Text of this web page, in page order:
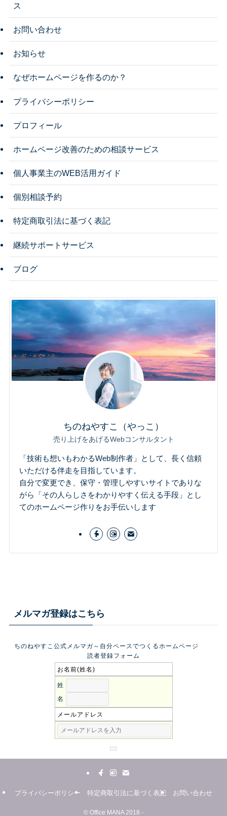
ス
お問い合わせ
お知らせ
なぜホームページを作るのか？
プライバシーポリシー
プロフィール
ホームページ改善のための相談サービス
個人事業主のWEB活用ガイド
個別相談予約
特定商取引法に基づく表記
継続サポートサービス
ブログ
ちのねやすこ（やっこ）
売り上げをあげるWebコンサルタント
「技術も想いもわかるWeb制作者」として、長く信頼
いただける伴走を目指しています。
自分で変更でき、保守・管理しやすいサイトでありな
がら「その人らしさをわかりやすく伝える手段」とし
てのホームページ作りをお手伝いします
メルマガ登録はこちら
ちのねやすこ公式メルマガ～自分ペースでつくるホームページ
読者登録フォーム
お名前(姓名)
姓
名
メールアドレス
プライバシーポリシー 特定商取引法に基づく表記 お問い合わせ
© Office MANA 2018 -